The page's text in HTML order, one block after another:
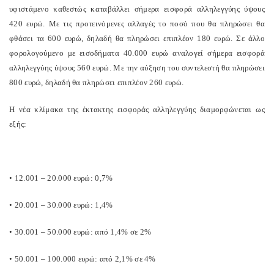
υφιστάμενο καθεστώς καταβάλλει σήμερα εισφορά αλληλεγγύης ύψους
420 ευρώ. Με τις προτεινόμενες αλλαγές το ποσό που θα πληρώσει θα
φθάσει τα 600 ευρώ, δηλαδή θα πληρώσει επιπλέον 180 ευρώ. Σε άλλο
φορολογούμενο με εισοδήματα 40.000 ευρώ αναλογεί σήμερα εισφορά
αλληλεγγύης ύψους 560 ευρώ. Με την αύξηση του συντελεστή θα πληρώσει
800 ευρώ, δηλαδή θα πληρώσει επιπλέον 260 ευρώ.
Η νέα κλίμακα της έκτακτης εισφοράς αλληλεγγύης διαμορφώνεται ως
εξής:
• 12.001 – 20.000 ευρώ: 0,7%
• 20.001 – 30.000 ευρώ: 1,4%
• 30.001 – 50.000 ευρώ: από 1,4% σε 2%
• 50.001 – 100.000 ευρώ: από 2,1% σε 4%